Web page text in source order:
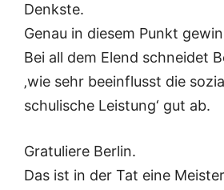
Denkste.
Genau in diesem Punkt
Bei all dem Elend schneidet
‚wie sehr beeinflusst die
schulische Leistung‘ gut ab.
Gratuliere Berlin.
Das ist in der Tat eine